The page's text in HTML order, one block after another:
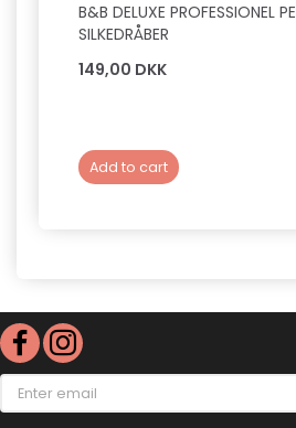
B&B DELUXE PROFESSIONEL
SILKEDRÅBER
149,00 DKK
Add to cart
Enter
email